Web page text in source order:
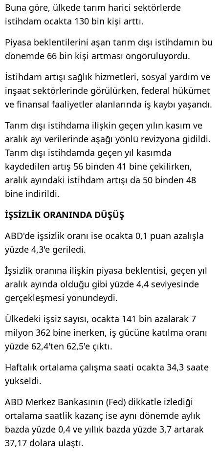
Buna göre, ülkede tarım harici sektörlerde
istihdam ocakta 130 bin kişi arttı.
Piyasa beklentilerini aşan tarım dışı istihdamın bu
dönemde 66 bin kişi artması öngörülüyordu.
İstihdam artışı sağlık hizmetleri, sosyal yardım ve
inşaat sektörlerinde görülürken, federal hükümet
ve finansal faaliyetler alanlarında iş kaybı yaşandı.
Tarım dışı istihdama ilişkin geçen yılın kasım ve
aralık ayı verilerinde aşağı yönlü revizyona gidildi.
Tarım dışı istihdamda geçen yıl kasımda
kaydedilen artış 56 binden 41 bine çekilirken,
aralık ayındaki istihdam artışı da 50 binden 48
bine indirildi.
İŞSİZLİK ORANINDA DÜŞÜŞ
ABD'de işsizlik oranı ise ocakta 0,1 puan azalışla
yüzde 4,3'e geriledi.
İşsizlik oranına ilişkin piyasa beklentisi, geçen yıl
aralık ayında olduğu gibi yüzde 4,4 seviyesinde
gerçekleşmesi yönündeydi.
Ülkedeki işsiz sayısı, ocakta 141 bin azalarak 7
milyon 362 bine inerken, iş gücüne katılma oranı
yüzde 62,4'ten 62,5'e çıktı.
Haftalık ortalama çalışma saati ocakta 34,3 saate
yükseldi.
ABD Merkez Bankasının (Fed) dikkatle izlediği
ortalama saatlik kazanç ise aynı dönemde aylık
bazda yüzde 0,4 ve yıllık bazda yüzde 3,7 artarak
37,17 dolara ulaştı.